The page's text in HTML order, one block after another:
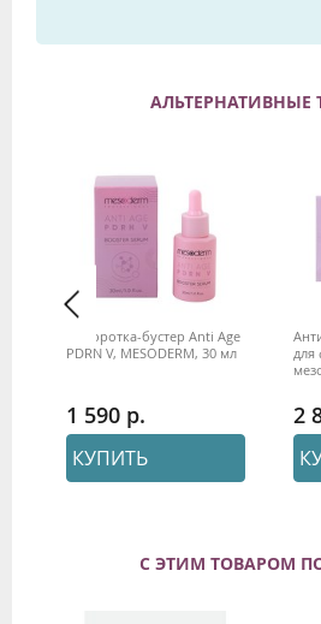
АЛЬТЕРНАТИВНЫЕ
Сыворотка-бустер Anti Age
PDRN V, MESODERM, 30 мл
1 590
КУПИТЬ
2
С ЭТИМ ТОВАРОМ